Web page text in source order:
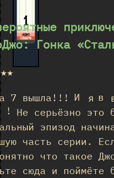
1
Гонка
7 вышла!!!И я в
! Не серьёзно это
эпизод
часть серии.
что такое
сюда и поймёте